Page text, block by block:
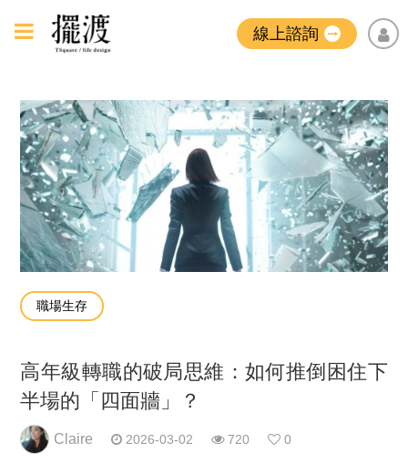
線上諮詢
職場生存
高年級轉職的破局思維：如何推倒困住下
半場的「四面牆」？
Claire 2026-03-02 720 0